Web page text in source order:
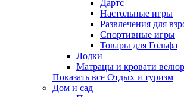
Дартс
Настольные игры
Развлечения для
Спортивные игры
Товары для Гольфа
Лодки
Матрацы и кровати велюр
Показать все Отдых и туризм
Дом и сад